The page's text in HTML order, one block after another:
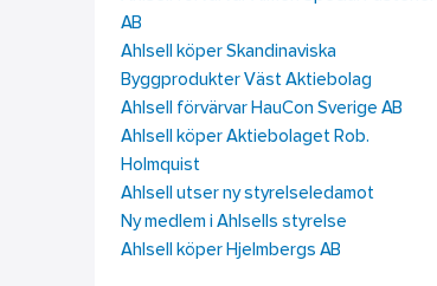
AB
Ahlsell köper Skandinaviska
Byggprodukter Väst Aktiebolag
Ahlsell förvärvar HauCon Sverige AB
Ahlsell köper Aktiebolaget Rob.
Holmquist
Ahlsell utser ny styrelseledamot
Ny medlem i Ahlsells styrelse
Ahlsell köper Hjelmbergs AB